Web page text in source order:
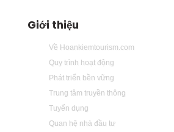
Giới thiệu
Về Hoankiemtourism.com
Quy trình hoạt động
Phát triển bền vững
Trung tâm truyền thông
Tuyển dụng
Quan hệ nhà đầu tư